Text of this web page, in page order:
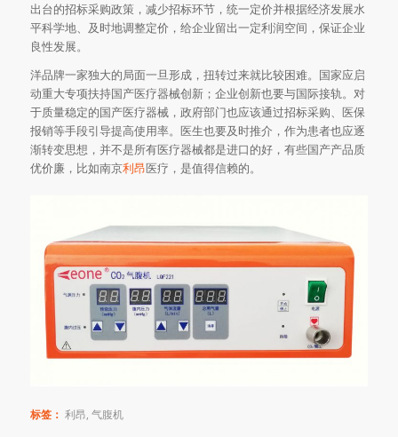
出台的招标采购政策，减少招标环节，统一定价并根据经济发展水
平科学地、及时地调整定价，给企业留出一定利润空间，保证企业
良性发展。
洋品牌一家独大的局面一旦形成，扭转过来就比较困难。国家应启
动重大专项扶持国产医疗器械创新；企业创新也要与国际接轨。对
于质量稳定的国产医疗器械，政府部门也应该通过招标采购、医保
报销等手段引导提高使用率。医生也要及时推介，作为患者也应逐
渐转变思想，并不是所有医疗器械都是进口的好，有些国产产品质
优价廉，比如南京利昂医疗，是值得信赖的。
标签： 利昂 气腹机